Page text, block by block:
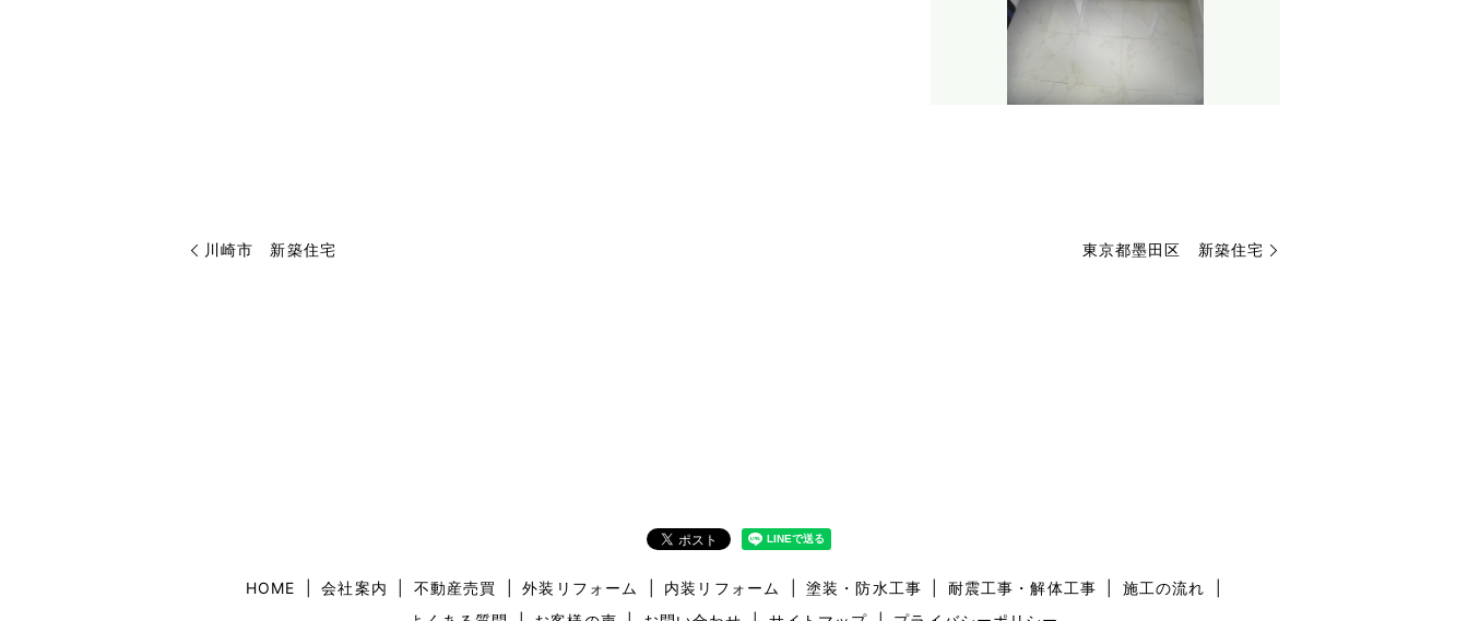
川崎市 新築住宅 東京都墨田区 新築住宅
HOME 会社案内 不動産売買 外装リフォーム 内装リフォーム 塗装・防水工事 耐震工事・解体工事
施工の流れ